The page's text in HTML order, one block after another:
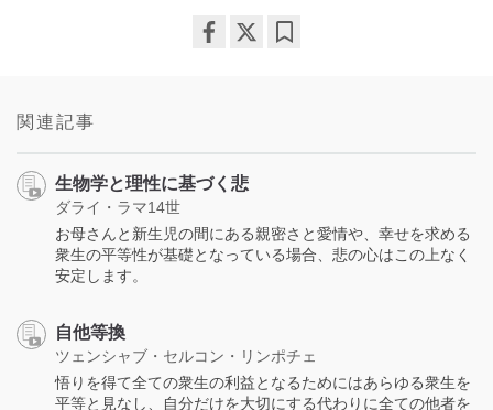
関連記事
生物学と理性に基づく悲
ダライ・ラマ14世
お母さんと新生児の間にある親密さと愛情や、幸せを求める
衆生の平等性が基礎となっている場合、悲の心はこの上なく
安定します。
自他等換
ツェンシャブ・セルコン・リンポチェ
悟りを得て全ての衆生の利益となるためにはあらゆる衆生を
平等と見なし、自分だけを大切にする代わりに全ての他者を